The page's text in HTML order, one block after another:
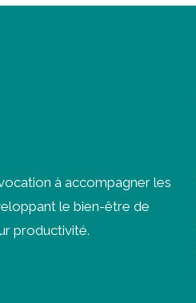
à accompagner les
le bien-être de
productivité.